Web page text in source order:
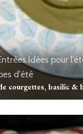
Idées pour
d'été
courgettes, basilic &